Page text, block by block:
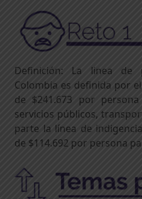
Definición: La linea de
Colombia es definida por
de $241.673 por
servicios públicos,
parte la línea de
de $114.692 por persona